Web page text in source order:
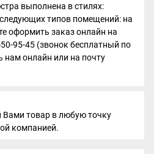
выполнена в стилях:
типов помещений: на
оформить заказ онлайн на
95-45 (звонок бесплатный по
нам онлайн или на почту
товар в любую точку
компанией.